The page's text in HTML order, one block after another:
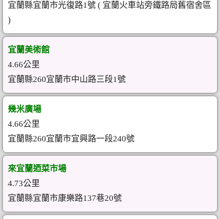
宜蘭縣宜蘭市光復路1號 ( 宜蘭火車站旁鐵路局舊宿舍區
)
宜蘭美術館
4.66公里
宜蘭縣260宜蘭市中山路三段1號
幾米廣場
4.66公里
宜蘭縣260宜蘭市宜興路一段240號
來宜蘭迺菜市場
4.73公里
宜蘭縣宜蘭市康樂路137巷20號